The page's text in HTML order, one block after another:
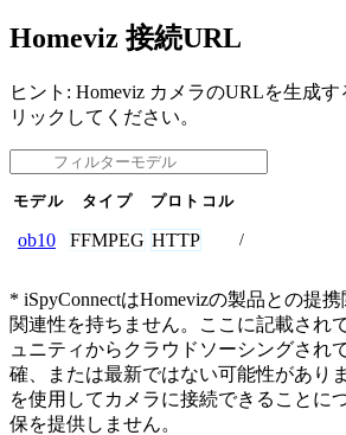
Homeviz 接続URL
ヒント: Homeviz カメラのURLを生成
リックしてください。
モデル タイプ プロトコル
ob10 FFMPEG HTTP /
* iSpyConnectはHomevizの製品との提
関連性を持ちません。ここに記載され
ュニティからクラウドソーシングされ
確、または最新ではない可能性があり
を使用してカメラに接続できることに
保を提供しません。